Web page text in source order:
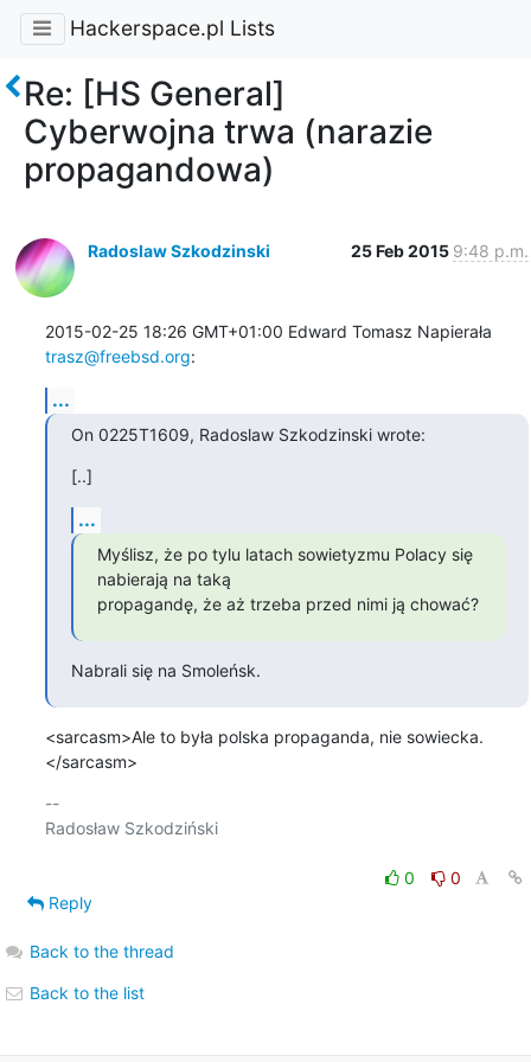
Hackerspace.pl Lists
Re: [HS General]
Cyberwojna trwa (narazie
propagandowa)
Radoslaw Szkodzinski 25 Feb 2015 9:48 p.m.
trasz@freebsd.org:
...
On 0225T1609, Radoslaw Szkodzinski wrote:
[..]
...
Myślisz, że po tylu latach sowietyzmu Polacy się
nabierają na taką
propagandę, że aż trzeba przed nimi ją chować?
Nabrali się na Smoleńsk.
<sarcasm>Ale to była polska propaganda, nie sowiecka.
</sarcasm>
--
Radosław Szkodziński
0
0
Reply
Back to the thread
Back to the list